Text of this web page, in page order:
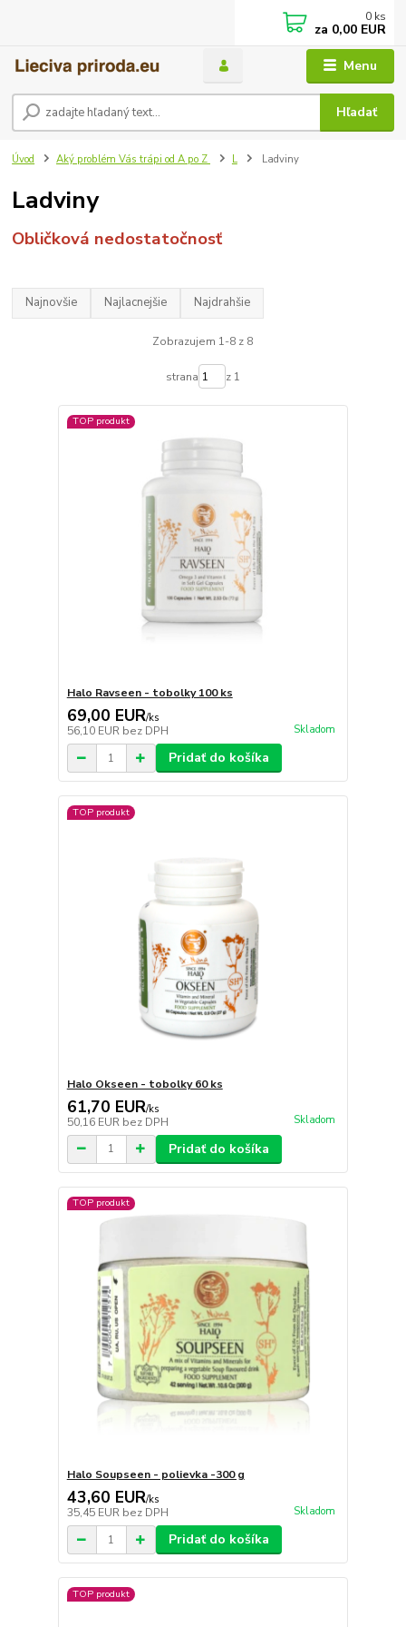
Menu
Hľadať
0 ks
za 0,00 EUR
Úvod Aký problém Vás trápi od A po Z L Ladviny
Ladviny
Obličková nedostatočnosť
Najnovšie Najlacnejšie Najdrahšie
Zobrazujem 1-8 z 8
strana z 1
TOP produkt
Halo Ravseen - tobolky 100 ks
69,00 EUR/ks
56,10 EUR bez DPH Skladom
Pridať do košíka
TOP produkt
Halo Okseen - tobolky 60 ks
61,70 EUR/ks
50,16 EUR bez DPH Skladom
Pridať do košíka
TOP produkt
Halo Soupseen - polievka -300 g
43,60 EUR/ks
35,45 EUR bez DPH Skladom
Pridať do košíka
TOP produkt